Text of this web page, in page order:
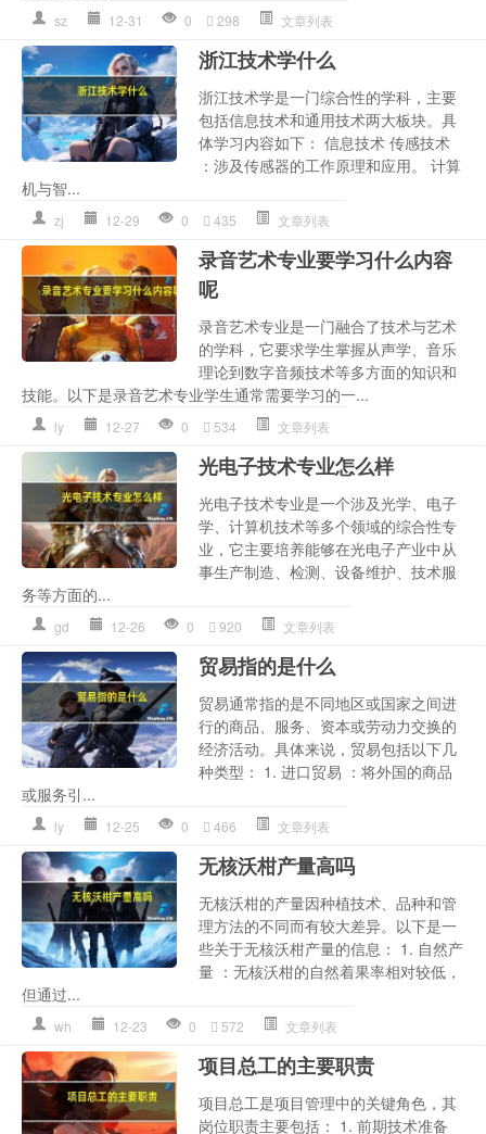
sz 12-31 0 298 文章列表
浙江技术学什么
浙江技术学是一门综合性的学科，主要
包括信息技术和通用技术两大板块。具
体学习内容如下： 信息技术 传感技术
：涉及传感器的工作原理和应用。 计算
机与智...
zj 12-29 0 435 文章列表
录音艺术专业要学习什么内容
呢
录音艺术专业是一门融合了技术与艺术
的学科，它要求学生掌握从声学、音乐
理论到数字音频技术等多方面的知识和
技能。以下是录音艺术专业学生通常需要学习的一...
ly 12-27 0 534 文章列表
光电子技术专业怎么样
光电子技术专业是一个涉及光学、电子
学、计算机技术等多个领域的综合性专
业，它主要培养能够在光电子产业中从
事生产制造、检测、设备维护、技术服
务等方面的...
gd 12-26 0 920 文章列表
贸易指的是什么
贸易通常指的是不同地区或国家之间进
行的商品、服务、资本或劳动力交换的
经济活动。具体来说，贸易包括以下几
种类型： 1. 进口贸易 ：将外国的商品
或服务引...
ly 12-25 0 466 文章列表
无核沃柑产量高吗
无核沃柑的产量因种植技术、品种和管
理方法的不同而有较大差异。以下是一
些关于无核沃柑产量的信息： 1. 自然产
量 ：无核沃柑的自然着果率相对较低，
但通过...
wh 12-23 0 572 文章列表
项目总工的主要职责
项目总工是项目管理中的关键角色，其
岗位职责主要包括： 1. 前期技术准备